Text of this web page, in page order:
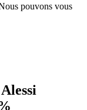
pouvons vous